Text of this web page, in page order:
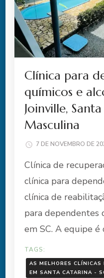
Clínica para
químicos e
Joinville,
Masculina
7 DE NOVEMBRO DE
Clínica de
clínica para
clínica de
para dependentes
em SC. A equipe
TAGS:
AS MELHORES
EM SANTA CATARINA -